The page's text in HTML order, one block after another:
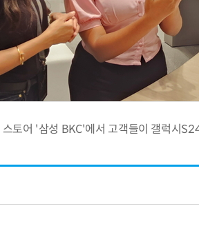
토어 '삼성 BKC'에서 고객들이 갤럭시